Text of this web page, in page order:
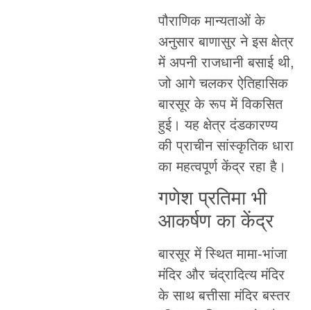
पौराणिक मान्यताओं के
अनुसार बाणासुर ने इस क्षेत्र
में अपनी राजधानी बसाई थी,
जो आगे चलकर ऐतिहासिक
बारसूर के रूप में विकसित
हुई। यह क्षेत्र दंडकारण्य
की प्राचीन सांस्कृतिक धारा
का महत्वपूर्ण केंद्र रहा है।
गणेश प्रतिमा भी
आकर्षण का केंद्र
बारसूर में स्थित मामा-भांजा
मंदिर और चंद्रादित्य मंदिर
के साथ बत्तीसा मंदिर बस्तर